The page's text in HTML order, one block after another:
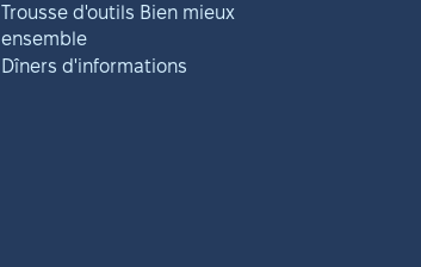
Trousse d'outils Bien mieux
ensemble
Dîners d'informations